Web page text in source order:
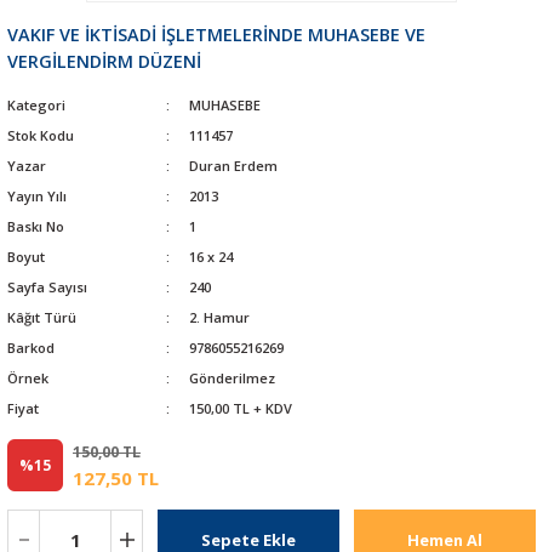
VAKIF VE İKTİSADİ İŞLETMELERİNDE MUHASEBE VE
VERGİLENDİRM DÜZENİ
Kategori
MUHASEBE
Stok Kodu
111457
Yazar
Duran Erdem
Yayın Yılı
2013
Baskı No
1
Boyut
16 x 24
Sayfa Sayısı
240
Kâğıt Türü
2. Hamur
Barkod
9786055216269
Örnek
Gönderilmez
Fiyat
150,00 TL + KDV
%15
150,00 TL
127,50 TL
Sepete Ekle Hemen Al